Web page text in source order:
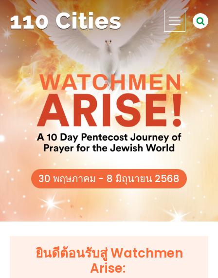
30 พฤษภาคม - 8 มิถุนายน 2568
ยินดีต้อนรับสู่ Watchmen
Arise: